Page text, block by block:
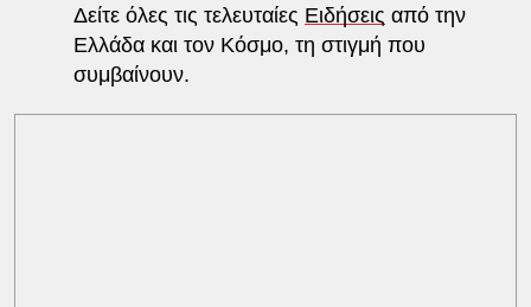
Δείτε όλες τις τελευταίες Ειδήσεις από την
Ελλάδα και τον Κόσμο, τη στιγμή που
συμβαίνουν.